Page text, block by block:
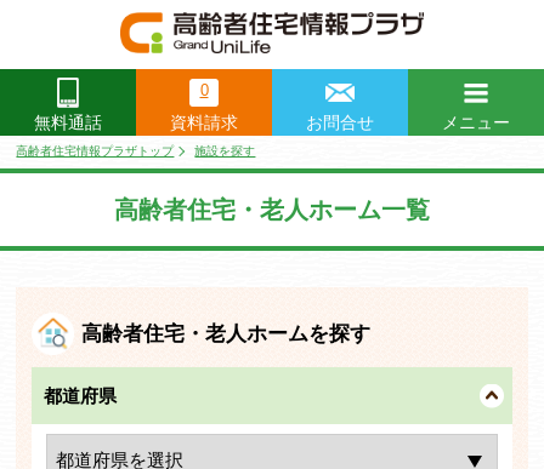
無料通話
0
資料請求 お問合せ
メニュー
高齢者住宅情報プラザトップ 施設を探す
高齢者住宅・老人ホーム一覧
高齢者住宅・老人ホームを探す
都道府県